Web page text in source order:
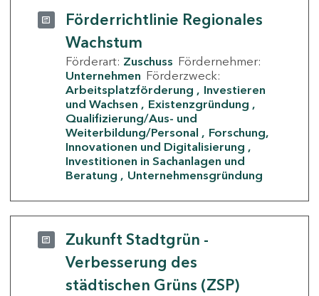
Förderrichtlinie Regionales
Wachstum
Förderart: Zuschuss Fördernehmer:
Unternehmen Förderzweck:
Arbeitsplatzförderung
Investieren
und Wachsen
Existenzgründung
Qualifizierung/Aus- und
Weiterbildung/Personal
Forschung,
Innovationen und Digitalisierung
Investitionen in Sachanlagen und
Beratung
Unternehmensgründung
Zukunft Stadtgrün -
Verbesserung des
städtischen Grüns (ZSP)